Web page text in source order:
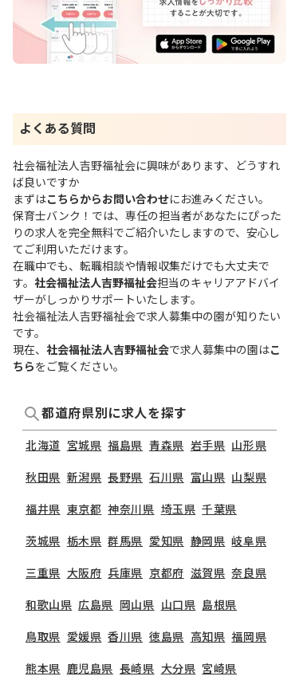
よくある質問
社会福祉法人吉野福祉会に興味があります、どうすれ
ば良いですか
まずはこちらからお問い合わせにお進みください。
保育士バンク！では、専任の担当者があなたにぴった
りの求人を完全無料でご紹介いたしますので、安心し
てご利用いただけます。
在職中でも、転職相談や情報収集だけでも大丈夫で
す。 社会福祉法人吉野福祉会担当のキャリアアドバイ
ザーがしっかりサポートいたします。
社会福祉法人吉野福祉会で求人募集中の園が知りたい
です。
現在、 社会福祉法人吉野福祉会で求人募集中の園はこ
ちらをご覧ください。
都道府県別に求人を探す
北海道 宮城県 福島県 青森県 岩手県 山形県
秋田県 新潟県 長野県 石川県 富山県 山梨県
福井県 東京都 神奈川県 埼玉県 千葉県
茨城県 栃木県 群馬県 愛知県 静岡県 岐阜県
三重県 大阪府 兵庫県 京都府 滋賀県 奈良県
和歌山県 広島県 岡山県 山口県 島根県
鳥取県 愛媛県 香川県 徳島県 高知県 福岡県
熊本県 鹿児島県 長崎県 大分県 宮崎県